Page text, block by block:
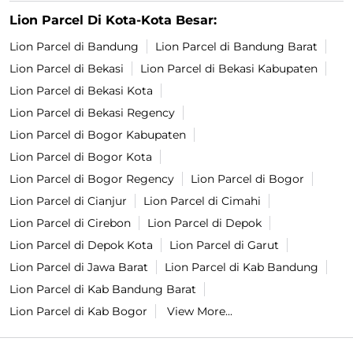
Lion Parcel Di Kota-Kota Besar:
Lion Parcel di Bandung
Lion Parcel di Bandung Barat
Lion Parcel di Bekasi
Lion Parcel di Bekasi Kabupaten
Lion Parcel di Bekasi Kota
Lion Parcel di Bekasi Regency
Lion Parcel di Bogor Kabupaten
Lion Parcel di Bogor Kota
Lion Parcel di Bogor Regency
Lion Parcel di Bogor
Lion Parcel di Cianjur
Lion Parcel di Cimahi
Lion Parcel di Cirebon
Lion Parcel di Depok
Lion Parcel di Depok Kota
Lion Parcel di Garut
Lion Parcel di Jawa Barat
Lion Parcel di Kab Bandung
Lion Parcel di Kab Bandung Barat
Lion Parcel di Kab Bogor
View More...